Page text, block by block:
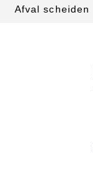
Afval scheiden